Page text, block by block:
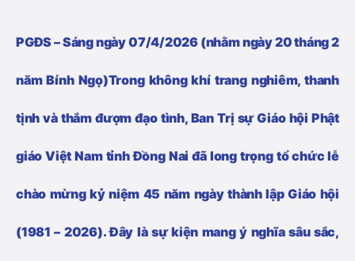
PGĐS – Sáng ngày 07/4/2026 (nhằm ngày 20 tháng 2
năm Bính Ngọ)Trong không khí trang nghiêm, thanh
tịnh và thắm đượm đạo tình, Ban Trị sự Giáo hội Phật
giáo Việt Nam tỉnh Đồng Nai đã long trọng tổ chức lễ
chào mừng kỷ niệm 45 năm ngày thành lập Giáo hội
(1981 – 2026). Đây là sự kiện mang ý nghĩa sâu sắc,